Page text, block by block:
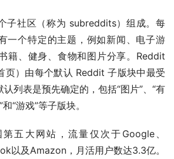
子社区（称为 subreddits）组成。每
一个特定的主题，例如新闻、电子游
籍、健身、食物和图片分享。Reddit
页）由每个默认 Reddit 子版块中最受
列表是预先确定的，包括“图片”、“有
“游戏”等子版块。
五大网站，流量仅次于Google、
以及Amazon，月活用户数达3.3亿。